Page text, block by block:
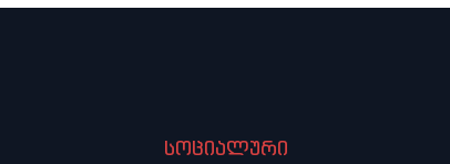
სოციალური